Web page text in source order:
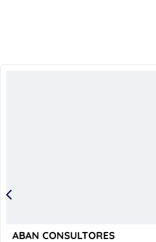
ABAN CONSULTORES